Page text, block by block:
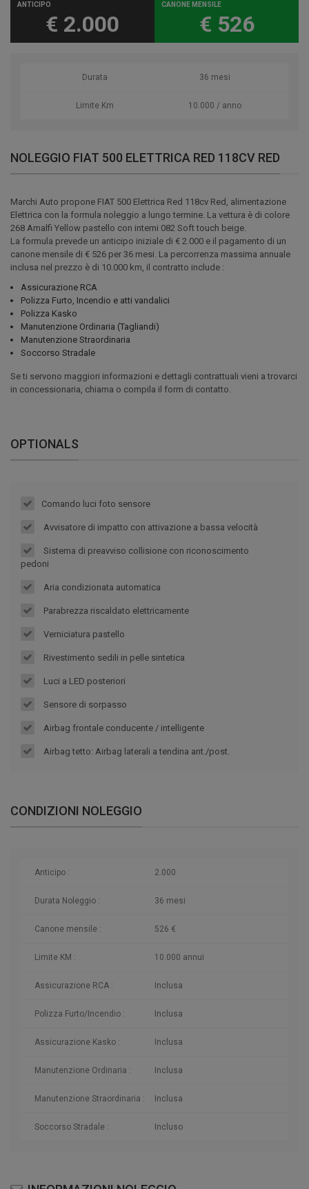
ANTICIPO
€ 2.000
CANONE MENSILE
€ 526
Durata 36 mesi
Limite Km 10.000 / anno
NOLEGGIO FIAT 500 ELETTRICA RED 118CV RED
Marchi Auto propone FIAT 500 Elettrica Red 118cv Red, alimentazione
Elettrica con la formula noleggio a lungo termine. La vettura è di colore
268 Amalfi Yellow pastello con interni 082 Soft touch beige.
La formula prevede un anticipo iniziale di € 2.000 e il pagamento di un
canone mensile di € 526 per 36 mesi. La percorrenza massima annuale
inclusa nel prezzo è di 10.000 km, il contratto include :
Assicurazione RCA
Polizza Furto, Incendio e atti vandalici
Polizza Kasko
Manutenzione Ordinaria (Tagliandi)
Manutenzione Straordinaria
Soccorso Stradale
Se ti servono maggiori informazioni e dettagli contrattuali vieni a trovarci
in concessionaria, chiama o compila il form di contatto.
OPTIONALS
Comando luci foto sensore
Avvisatore di impatto con attivazione a bassa velocità
Sistema di preavviso collisione con riconoscimento
pedoni
Aria condizionata automatica
Parabrezza riscaldato elettricamente
Verniciatura pastello
Rivestimento sedili in pelle sintetica
Luci a LED posteriori
Sensore di sorpasso
Airbag frontale conducente / intelligente
Airbag tetto: Airbag laterali a tendina ant./post.
CONDIZIONI NOLEGGIO
Anticipo : 2.000
Durata Noleggio : 36 mesi
Canone mensile : 526 €
Limite KM : 10.000 annui
Assicurazione RCA : Inclusa
Polizza Furto/Incendio : Inclusa
Assicurazione Kasko : Inclusa
Manutenzione Ordinaria : Inclusa
Manutenzione Straordinaria : Inclusa
Soccorso Stradale : Incluso